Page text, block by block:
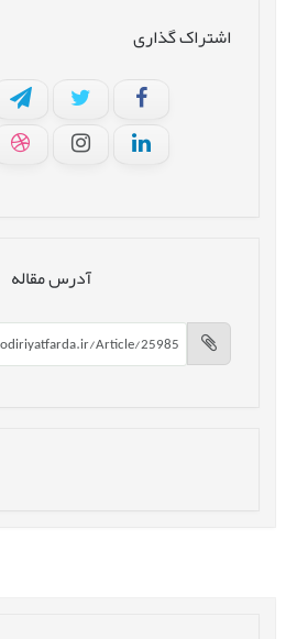
اشتراک گذاری
آدرس مقاله